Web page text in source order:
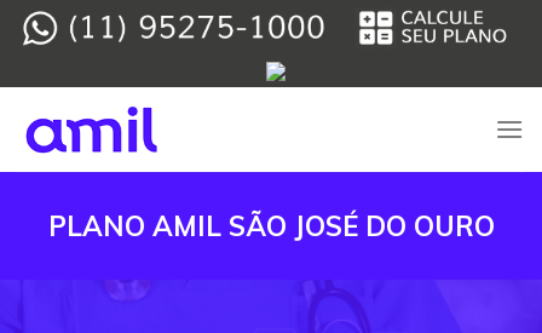
Skip
PLANO AMIL SÃO JOSÉ DO OURO